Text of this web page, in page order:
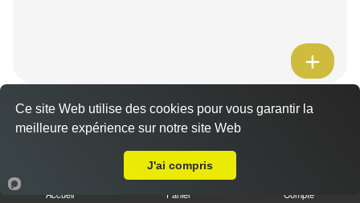
Barquette de viande
Dès7.50 €
1 viande au choix
Accueil Panier Compte
Ce site Web utilise des cookies pour vous garantir la
meilleure expérience sur notre site Web
J'ai compris